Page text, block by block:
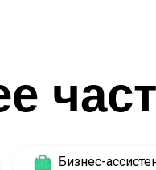
Бизнес-